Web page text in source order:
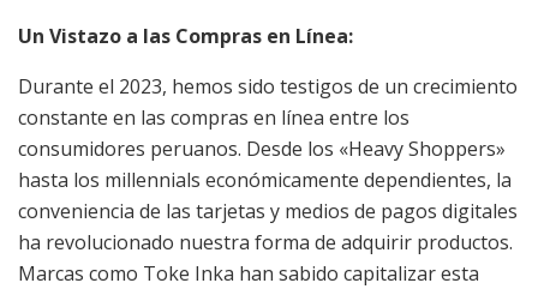
Un Vistazo a las Compras en Línea:
Durante el 2023, hemos sido testigos de un crecimiento
constante en las compras en línea entre los
consumidores peruanos. Desde los «Heavy Shoppers»
hasta los millennials económicamente dependientes, la
conveniencia de las tarjetas y medios de pagos digitales
ha revolucionado nuestra forma de adquirir productos.
Marcas como Toke Inka han sabido capitalizar esta